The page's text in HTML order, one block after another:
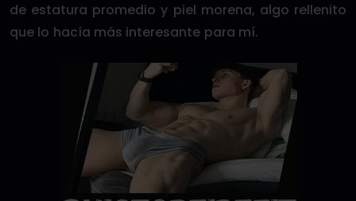
de estatura promedio y piel morena, algo rellenito
que lo hacía más interesante para mí.